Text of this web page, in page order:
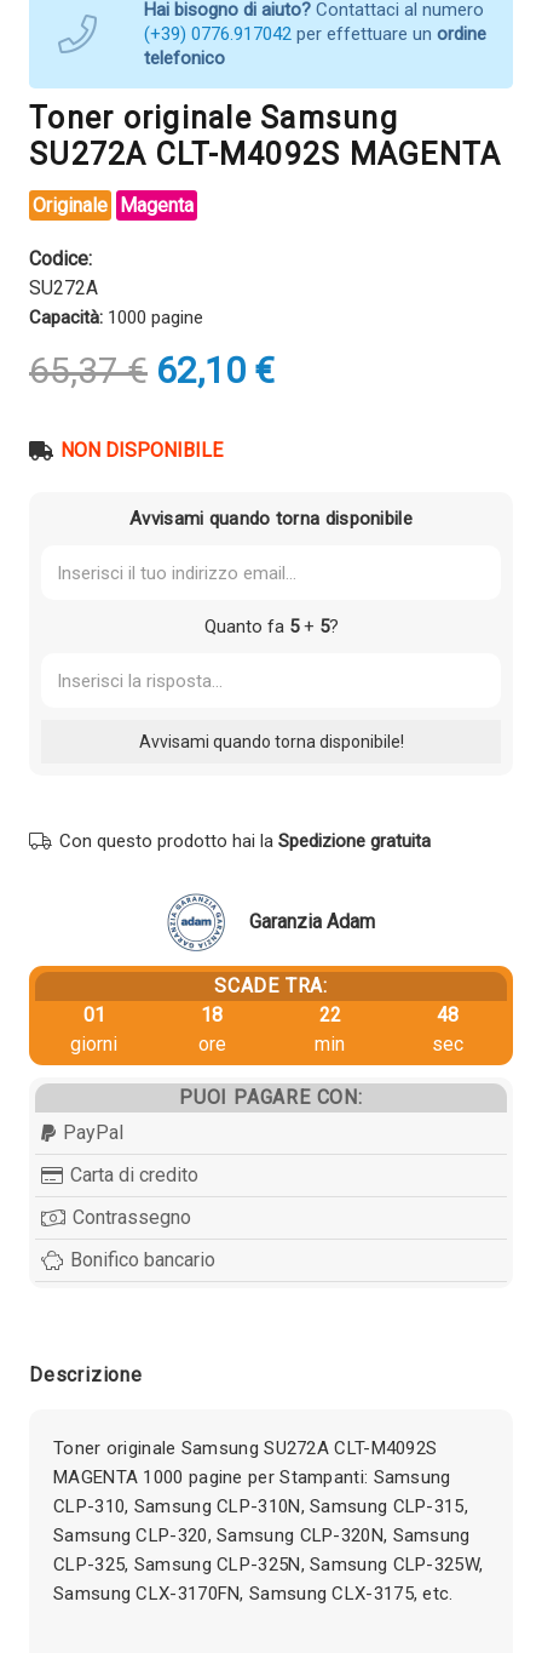
Hai bisogno di aiuto? Contattaci al numero
(+39) 0776.917042 per effettuare un ordine
telefonico
Toner originale Samsung
SU272A CLT-M4092S MAGENTA
Originale Magenta
Codice:
SU272A
Capacità: 1000 pagine
65,37€ Il
prezzo
era:
62,10 €Il
prezzo
NON DISPONIBILE
Avvisami quando torna disponibile
Quanto fa 5+ 5?
Con questo prodotto hai la Spedizione gratuita
Garanzia Adam
SCADE TRA:
01
giorni
18
ore
22
min
48
sec
PUOI PAGARE CON:
PayPal
Carta di credito
Contrassegno
Bonifico bancario
Descrizione
Toner originale Samsung SU272A CLT-M4092S
MAGENTA 1000 pagine per Stampanti: Samsung
CLP-310, Samsung CLP-310N, Samsung CLP-315,
Samsung CLP-320, Samsung CLP-320N, Samsung
CLP-325, Samsung CLP-325N, Samsung CLP-325W,
Samsung CLX-3170FN, Samsung CLX-3175, etc.